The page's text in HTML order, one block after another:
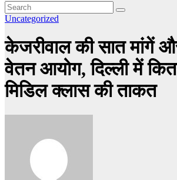
Uncategorized
केजरीवाल की सात मांगें
वेतन आयोग, दिल्ली में
मिडिल क्लास की ताकत